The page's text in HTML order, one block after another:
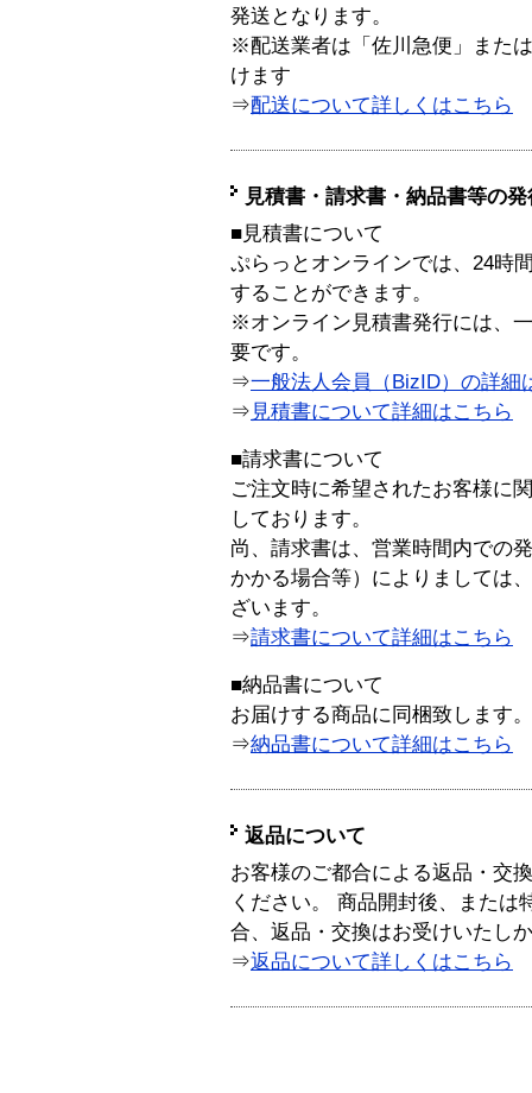
発送となります。
※配送業者は「佐川急便」また
けます
⇒配送について詳しくはこちら
見積書・請求書・納品書等の
■見積書について
ぷらっとオンラインでは、24時
することができます。
※オンライン見積書発行には、
要です。
⇒一般法人会員（BizID）の詳細
⇒ 見積書について詳細はこちら
■請求書について
ご注文時に希望されたお客様に
しております。
尚、請求書は、営業時間内での
かかる場合等）によりましては
ざいます。
⇒請求書について詳細はこちら
■納品書について
お届けする商品に同梱致します。
⇒納品書について詳細はこちら
返品について
お客様のご都合による返品・交
ください。 商品開封後、または
合、返品・交換はお受けいたし
⇒返品について詳しくはこちら